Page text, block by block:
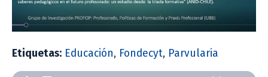
Etiquetas: Educación, Fondecyt, Parvularia